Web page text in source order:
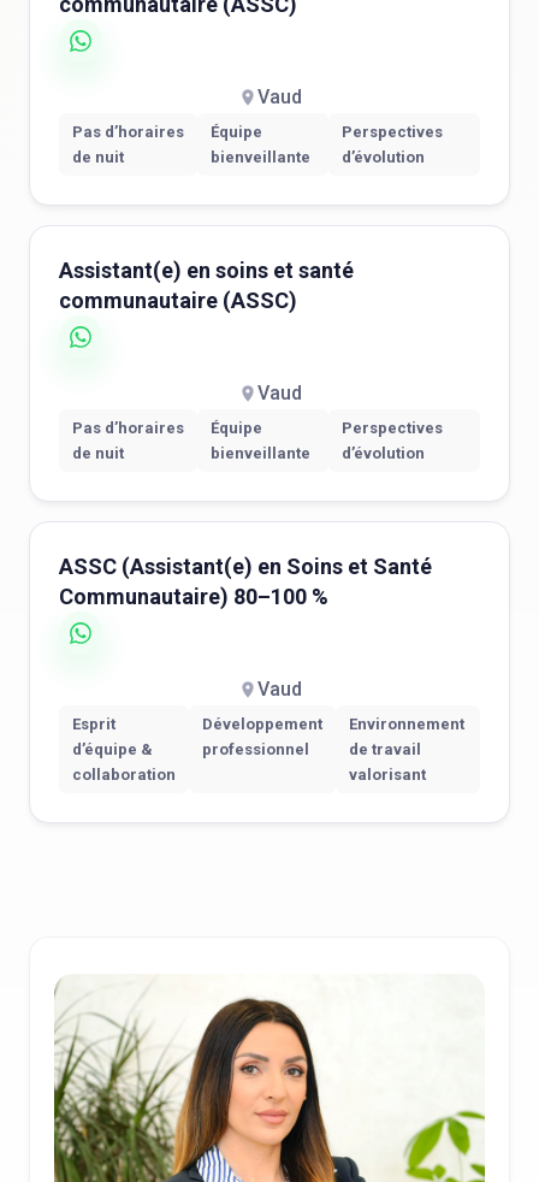
Vaud
Pas d’horaires
de nuit
Équipe
bienveillante
Perspectives
d’évolution
Assistant(e) en soins et santé
communautaire (ASSC)
Vaud
Pas d’horaires
de nuit
Équipe
bienveillante
Perspectives
d’évolution
ASSC (Assistant(e) en Soins et Santé
Communautaire) 80–100 %
Vaud
Esprit
d’équipe &
collaboration
Développement
professionnel
Environnement
de travail
valorisant